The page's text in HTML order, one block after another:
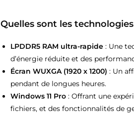
Quelles sont les
LPDDR5 RAM ultra-rapide : Une
d’énergie réduite et des
Écran WUXGA (1920 x 1200) : Un
pendant de longues heures.
Windows 11 Pro : Offrant une
fichiers, et des fonctionnalités de